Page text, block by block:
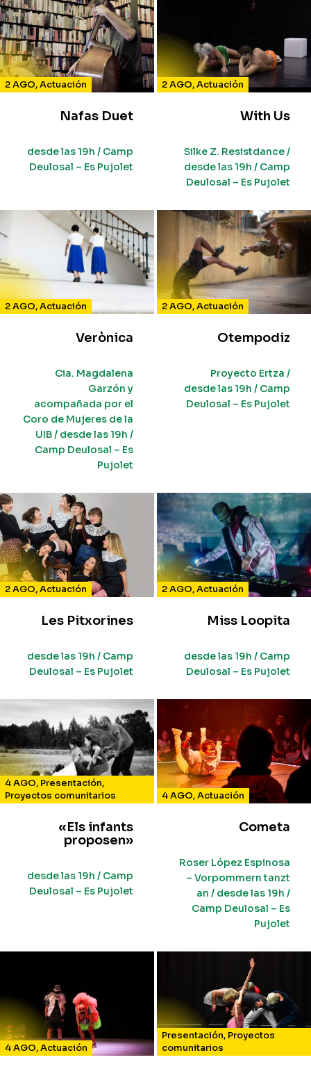
2 AGO,Actuación
Nafas Duet
desde las 19h / Camp
Deulosal – Es Pujolet
2 AGO,Actuación
With Us
Silke Z. Resistdance /
desde las 19h / Camp
Deulosal – Es Pujolet
2 AGO,Actuación
Verònica
Cia. Magdalena
Garzón y
acompañada por el
Coro de Mujeres de la
UIB / desde las 19h /
Camp Deulosal – Es
Pujolet
2 AGO,Actuación
Otempodiz
Proyecto Ertza /
desde las 19h / Camp
Deulosal – Es Pujolet
2 AGO,Actuación
Les Pitxorines
desde las 19h / Camp
Deulosal – Es Pujolet
2 AGO,Actuación
Miss Loopita
desde las 19h / Camp
Deulosal – Es Pujolet
4 AGO, Presentación,
Proyectos comunitarios
«Els infants
proposen»
desde las 19h / Camp
Deulosal – Es Pujolet
4 AGO,Actuación
Cometa
Roser López Espinosa
– Vorpommern tanzt
an / desde las 19h /
Camp Deulosal – Es
Pujolet
4 AGO,Actuación
Presentación, Proyectos
comunitarios